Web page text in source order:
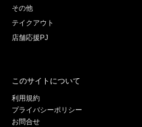
その他
テイクアウト
店舗応援PJ
このサイトについて
利用規約
プライバシーポリシー
お問合せ